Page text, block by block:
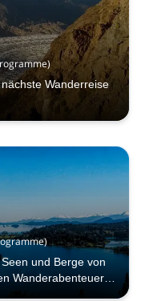
)
Wanderreise
)
und Berge von
Wanderabenteuer